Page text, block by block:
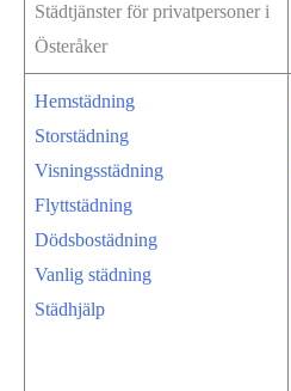
Städtjänster för privatpersoner i
Österåker
Hemstädning
Storstädning
Visningsstädning
Flyttstädning
Dödsbostädning
Vanlig städning
Städhjälp